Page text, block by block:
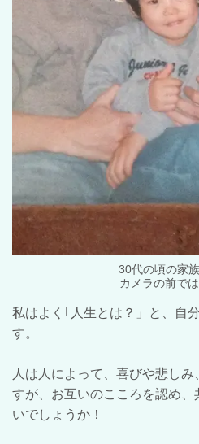
30代の頃の家
カメラの前で
私はよく｢人生とは？」と、自
す。
人は人によって、喜びや悲し
すが、お互いのこころを認め
いでしょうか！